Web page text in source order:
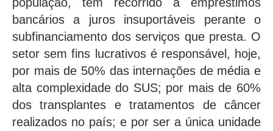
bancários a juros insuportáveis perante o
subfinanciamento dos serviços que presta. O
setor sem fins lucrativos é responsável, hoje,
por mais de 50% das internações de média e
alta complexidade do SUS; por mais de 60%
dos transplantes e tratamentos de câncer
realizados no país; e por ser a única unidade